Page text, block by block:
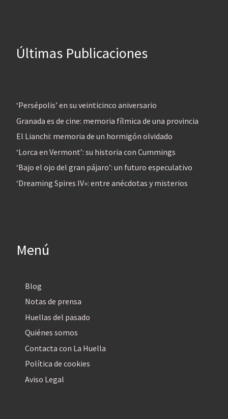
Últimas Publicaciones
‘Persépolis’ en su veinticinco aniversario
Granada es de cine: memoria fílmica de una provincia
El Lianchi: memoria de un hormigón olvidado
‘Lorca en Vermont’: su historia con Cummings
‘Bajo el ojo del gran pájaro’: un futuro especulativo
‘Dreaming Spires IV»: entre anécdotas y misterios
Menú
Blog
Notas de prensa
Huellas del pasado
Quiénes somos
Contacta con La Huella
Política de cookies
Aviso Legal